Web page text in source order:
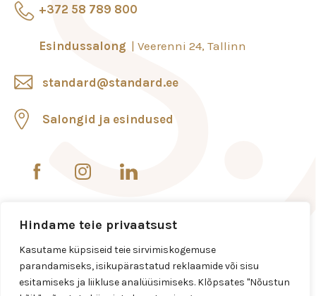
Hindame teie privaatsust
Kasutame küpsiseid teie sirvimiskogemuse
parandamiseks, isikupärastatud reklaamide või sisu
esitamiseks ja liikluse analüüsimiseks. Klõpsates "Nõustun
+372 58 789 800
Esindussalong Veerenni 24, Tallinn
standard@standard.ee
Salongid ja esindused